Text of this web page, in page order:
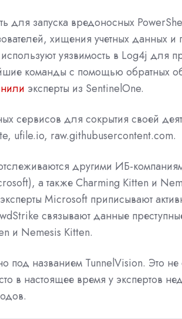
для запуска вредоносных
хищения учетных данных
уязвимость в Log4j для
команды с помощью обратных
эксперты из SentinelOne.
сервисов для сокрытия своей
ufile.io, raw.githubusercontent.com.
другими ИБ-
а также Charming Kitten и
Microsoft приписывают
связывают данные
и Nemesis Kitten.
под названием TunnelVision. Это не
в настоящее время у экспертов